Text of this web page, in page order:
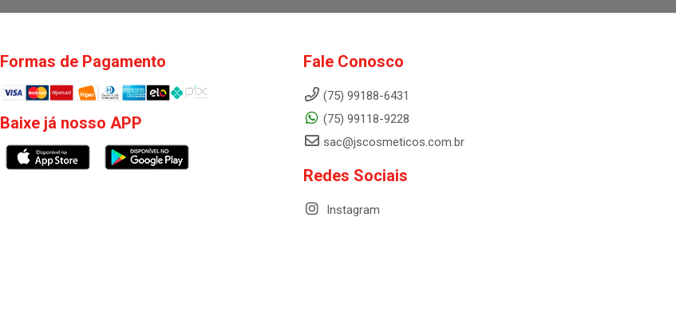
Formas de Pagamento
Baixe já nosso APP
Fale Conosco
(75) 99188-6431
(75) 99118-9228
sac@jscosmeticos.com.br
Redes Sociais
Instagram